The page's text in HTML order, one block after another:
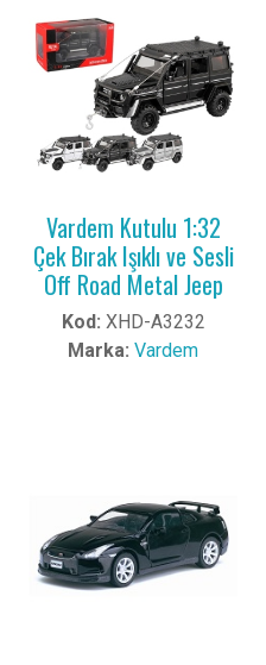
Vardem Kutulu 1:32
Çek Bırak Işıklı ve Sesli
Off Road Metal Jeep
Kod: XHD-A3232
Marka: Vardem